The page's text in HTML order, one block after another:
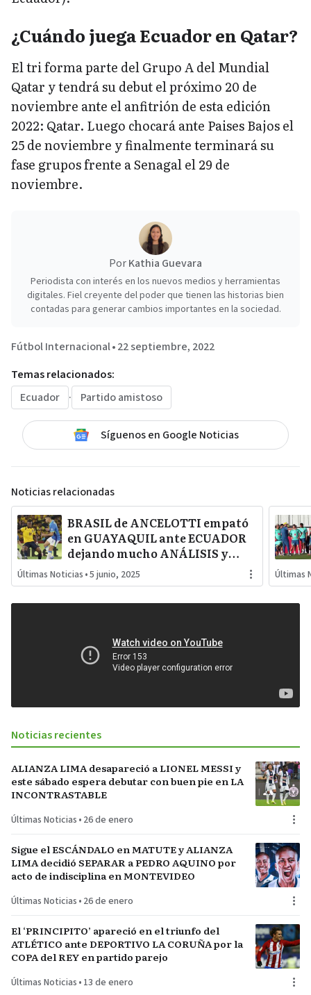
¿Cuándo juega Ecuador en Qatar?
El tri forma parte del Grupo A del Mundial
Qatar y tendrá su debut el próximo 20 de
noviembre ante el anfitrión de esta edición
2022: Qatar. Luego chocará ante Paises Bajos el
25 de noviembre y finalmente terminará su
fase grupos frente a Senagal el 29 de
noviembre.
PorKathia Guevara
Periodista con interés en los nuevos medios y herramientas
digitales. Fiel creyente del poder que tienen las historias bien
contadas para generar cambios importantes en la sociedad.
Fútbol Internacional•22 septiembre, 2022
Temas relacionados:
Ecuador
· Partido amistoso
Síguenos en Google Noticias
Noticias relacionadas
BRASIL de ANCELOTTI empató
en GUAYAQUIL ante ECUADOR
dejando mucho ANÁLISIS y
TRABAJO por realizar para el
futuro del SCRATCH
Últimas Noticias •5 junio, 2025 Últimas
Noticias recientes
ALIANZA LIMA desapareció a LIONEL MESSI y
este sábado espera debutar con buen pie en LA
INCONTRASTABLE
Últimas Noticias • 26 de enero
Sigue el ESCÁNDALO en MATUTE y ALIANZA
LIMA decidió SEPARAR a PEDRO AQUINO por
acto de indisciplina en MONTEVIDEO
Últimas Noticias • 26 de enero
El ‘PRINCIPITO’ apareció en el triunfo del
ATLÉTICO ante DEPORTIVO LA CORUÑA por la
COPA del REY en partido parejo
Últimas Noticias • 13 de enero